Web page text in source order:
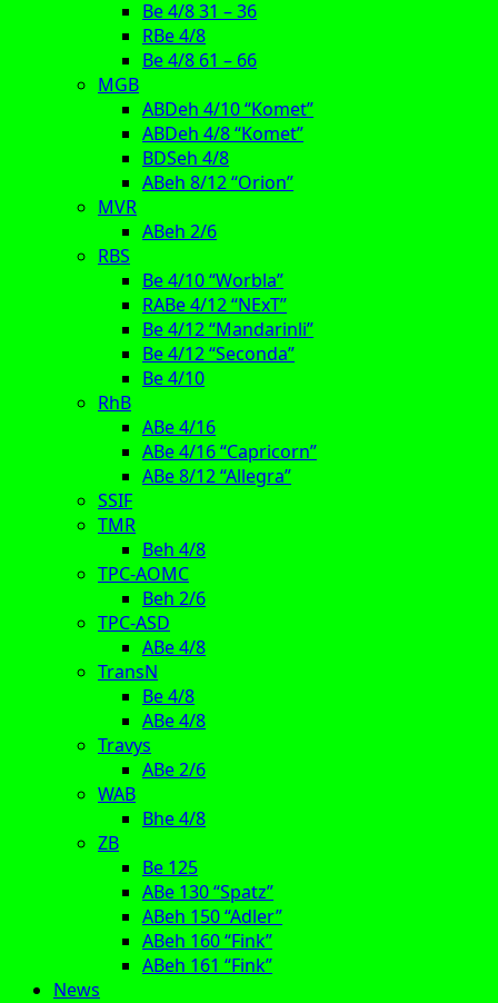
Be 4/8 31 – 36
RBe 4/8
Be 4/8 61 – 66
MGB
ABDeh 4/10 “Komet”
ABDeh 4/8 “Komet”
BDSeh 4/8
ABeh 8/12 “Orion”
MVR
ABeh 2/6
RBS
Be 4/10 “Worbla”
RABe 4/12 “NExT”
Be 4/12 “Mandarinli”
Be 4/12 “Seconda”
Be 4/10
RhB
ABe 4/16
ABe 4/16 “Capricorn”
ABe 8/12 “Allegra”
SSIF
TMR
Beh 4/8
TPC-AOMC
Beh 2/6
TPC-ASD
ABe 4/8
TransN
Be 4/8
ABe 4/8
Travys
ABe 2/6
WAB
Bhe 4/8
ZB
Be 125
ABe 130 “Spatz”
ABeh 150 “Adler”
ABeh 160 “Fink”
ABeh 161 “Fink”
News